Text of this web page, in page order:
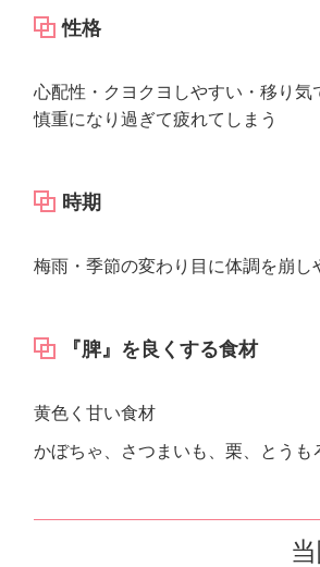
性格
心配性・クヨクヨしやすい・移り気
慎重になり過ぎて疲れてしまう
時期
梅雨・季節の変わり目に体調を崩し
『脾』を良くする食材
黄色く甘い食材
かぼちゃ、さつまいも、栗、とうも